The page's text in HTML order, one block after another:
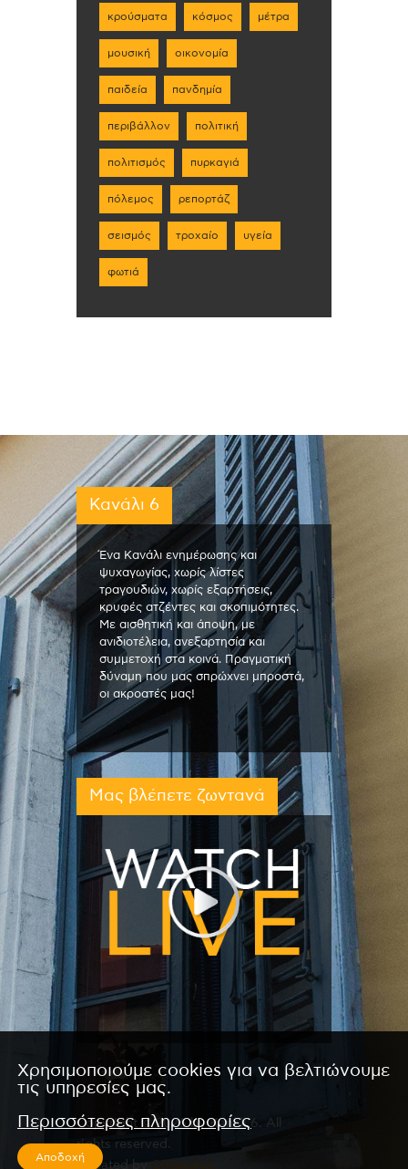
κρούσματα κόσμος μέτρα
μουσική οικονομία
παιδεία πανδημία
περιβάλλον πολιτική
πολιτισμός πυρκαγιά
πόλεμος ρεπορτάζ
σεισμός τροχαίο υγεία
φωτιά
Κανάλι 6
Ένα Κανάλι ενημέρωσης και
ψυχαγωγίας, χωρίς λίστες
τραγουδιών, χωρίς εξαρτήσεις,
κρυφές ατζέντες και σκοπιμότητες.
Με αισθητική και άποψη, με
ανιδιοτέλεια, ανεξαρτησία και
συμμετοχή στα κοινά. Πραγματική
δύναμη που μας σπρώχνει μπροστά,
οι ακροατές μας!
Μας βλέπετε ζωντανά
Copyright © 2026 by Kanali 6. All
rights reserved.
CReated by CReatures.
Χρησιμοποιούμε cookies για να βελτιώνουμε
τις υπηρεσίες μας.
Περισσότερες πληροφορίες
Αποδοχή